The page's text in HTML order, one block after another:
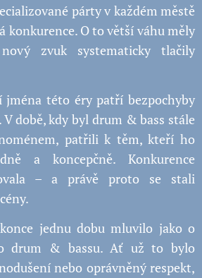
párty v každém městě
konkurence. O to větší váhu měly
zvuk systematicky tlačily
jména této éry patří bezpochyby
. V době, kdy byl drum & bass stále
patřili k těm, kteří ho
a koncepčně. Konkurence
– a právě proto se stali
jednu dobu mluvilo jako o
drum & bassu. Ať už to bylo
nebo oprávněný respekt,